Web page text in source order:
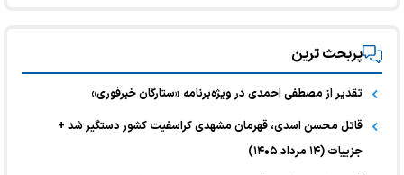
پربحث ترین
تقدیر از مصطفی احمدی در ویژه‌برنامه «ستارگان خبرفوری»
قاتل محسن اسدی، قهرمان مشهدی کراسفیت کشور دستگیر شد +
جزییات (۱۴ مرداد ۱۴۰۵)